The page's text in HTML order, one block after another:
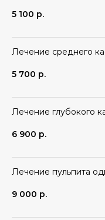
5 100 р.
Лечение среднего
5 700 р.
Лечение глубокого
6 900 р.
Лечение пульпита
9 000 р.